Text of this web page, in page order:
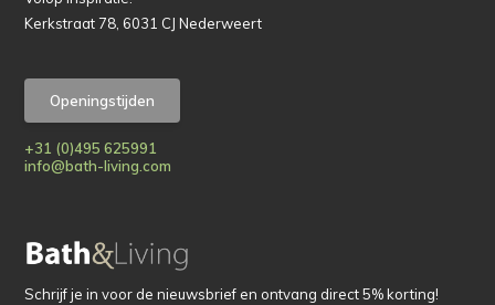
Kerkstraat 78, 6031 CJ Nederweert
Openingstijden
+31 (0)495 625991
info@bath-living.com
Schrijf je in voor de nieuwsbrief en ontvang direct 5% korting!